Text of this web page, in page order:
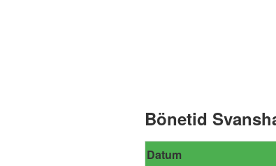
Bönetid
Datum